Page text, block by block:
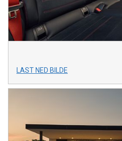
LAST NED BILDE